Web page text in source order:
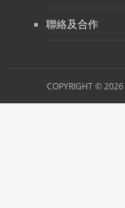
聯絡及合作
COPYRIGHT © 2026